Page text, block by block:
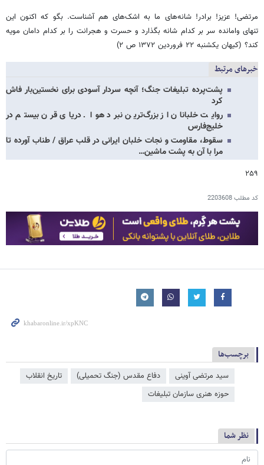
مرتضی! عزیز! برادر! شانه‌های ما به اشک‌های هم آشناست. بگو که اکنون این
تنهای وامانده سر بر کدام شانه بگذارد و حسرت و هجرانت را بر کدام دامان مویه
کند؟ (کیهان یکشنبه ۲۲ فروردین ۱۳۷۲ ص ۲)
خبرهای مرتبط
پشت‌پرده تبلیغات جنگ؛ آنچه سردار آسودی برای نخستین‌بار فاش
کرد
روایت خلبانان از بزرگ‌ترین نبرد هوا ـ دریای قرن بیستم در
خلیج‌فارس
سقوط، مقاومت و نجات خلبان ایرانی در قلب عراق / طناب آورده تا
مرا با آن به پشت ماشین…
۲۵۹
کد مطلب2203608
برچسب‌ها
سید مرتضی آوینی دفاع مقدس (جنگ تحمیلی)
تاریخ انقلاب
حوزه هنری سازمان تبلیغات
نظر شما